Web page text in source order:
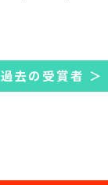
過去の受賞者 ＞